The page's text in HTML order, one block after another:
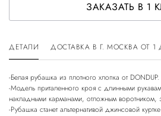
ЗАКАЗАТЬ В 1
ДЕТАЛИ ДОСТАВКА В Г. МОСКВА ОТ 1
-Белая рубашка из плотного хлопка от DONDUP.
-Модель приталенного кроя с длинными
накладными карманами, отложным воротником,
-Рубашка станет альтернативой джинсовой